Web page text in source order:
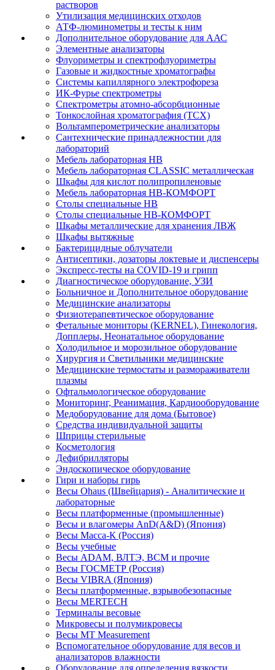
растворов
Утилизация медицинских отходов
АТФ-люминометры и тесты к ним
Дополнительное оборудование для ААС
Элементные анализаторы
Флуориметры и спектрофлуориметры
Газовые и жидкостные хроматографы
Системы капиллярного электрофореза
ИК-Фурье спектрометры
Спектрометры атомно-абсорбционные
Тонкослойная хроматография (ТСХ)
Вольтамперометрические анализаторы
Сантехнические принадлежностии для
лабораторий
Мебель лабораторная НВ
Мебель лабораторная CLASSIC металлическая
Шкафы для кислот полипропиленовые
Мебель лабораторная НВ-КОМФОРТ
Столы специальные НВ
Столы специальные НВ-КОМФОРТ
Шкафы металлические для хранения ЛВЖ
Шкафы вытяжные
Бактерицидные облучатели
Антисептики, дозаторы локтевые и диспенсеры
Экспресс-тесты на COVID-19 и грипп
Диагностическое оборудование, УЗИ
Больничное и Дополнительное оборудование
Медицинские анализаторы
Физиотерапевтическое оборудование
Фетальные мониторы (KERNEL), Гинекология,
Допплеры, Неонатальное оборудование
Холодильное и морозильное оборудование
Хирургия и Светильники медицинские
Медицинские термостаты и размораживатели
плазмы
Офтальмологическое оборудование
Мониторинг, Реанимация, Кардиооборудование
Медоборудование для дома (Бытовое)
Средства индивидуальной защиты
Шприцы стерильные
Косметология
Дефибрилляторы
Эндоскопическое оборудование
Гири и наборы гирь
Весы Ohaus (Швейцария) - Аналитические и
лабораторные
Весы платформенные (промышленные)
Весы и влагомеры AnD(A&D) (Япония)
Весы Масса-К (Россия)
Весы учебные
Весы ADAM, ВЛТЭ, BCM и прочие
Весы ГОСМЕТР (Россия)
Весы VIBRA (Япония)
Весы платформенные, взрывобезопасные
Весы MERTECH
Терминалы весовые
Микровесы и полумикровесы
Весы MT Measurement
Вспомогательное оборудование для весов и
анализаторов влажности
Оборудование для определения вязкости